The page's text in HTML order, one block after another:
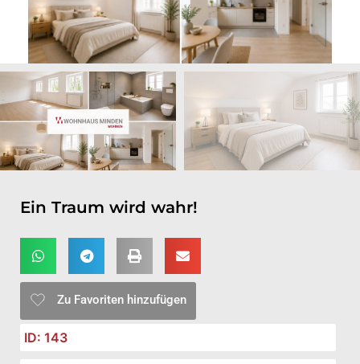
Ein Traum wird wahr!
Zu Favoriten hinzufügen
ID: 143